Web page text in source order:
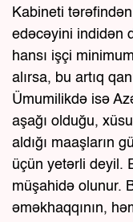
Kabineti
edəcəyini indidən
hansı işçi
alırsa, bu artıq
Ümumilikdə isə
aşağı olduğu,
aldığı maaşların
üçün yetərli deyil.
müşahidə olunur.
əməkhaqqının,